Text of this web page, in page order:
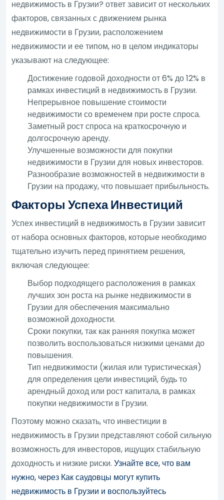
недвижимость в Грузии? ответ зависит от нескольких
факторов, связанных с движением рынка
недвижимости в Грузии, расположением
недвижимости и ее типом, но в целом индикаторы
указывают на следующее:
Достижение годовой доходности от 6% до 12% в
рамках инвестиций в недвижимость в Грузии.
Непрерывное повышение стоимости
недвижимости со временем при росте спроса.
Заметный рост спроса на краткосрочную и
долгосрочную аренду.
Улучшенные возможности для покупки
недвижимости в Грузии для новых инвесторов.
Разнообразие возможностей в недвижимости в
Грузии на продажу, что повышает прибыльность.
Факторы Успеха Инвестиций
Успех инвестиций в недвижимость в Грузии зависит
от набора основных факторов, которые необходимо
тщательно изучить перед принятием решения,
включая следующее:
Выбор подходящего расположения в рамках
лучших зон роста на рынке недвижимости в
Грузии для обеспечения максимально
возможной доходности.
Сроки покупки, так как ранняя покупка может
позволить воспользоваться низкими ценами до
повышения.
Тип недвижимости (жилая или туристическая)
для определения цели инвестиций, будь то
арендный доход или рост капитала, в рамках
покупки недвижимости в Грузии.
Поэтому можно сказать, что инвестиции в
недвижимость в Грузии представляют собой сильную
возможность для инвесторов, ищущих стабильную
доходность и низкие риски.Узнайте все, что вам
нужно, через Как саудовцы могут купить
недвижимость в Грузии и воспользуйтесь